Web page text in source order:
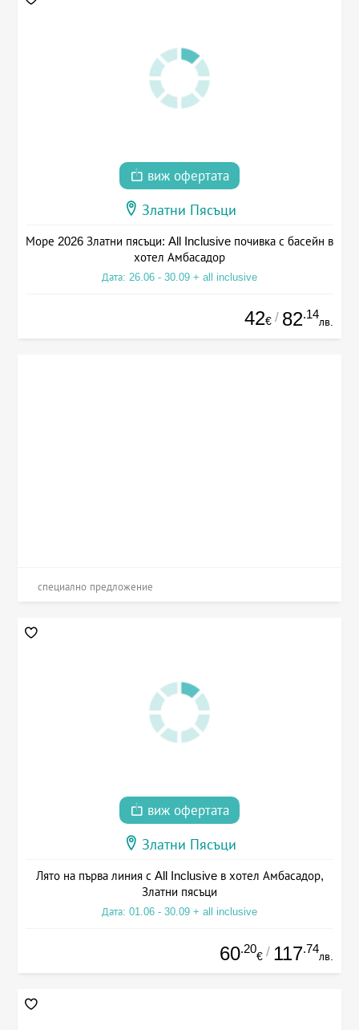
виж офертата
Златни Пясъци
Море 2026 Златни пясъци: All Inclusive почивка с басейн в
хотел Амбасадор
Дата: 26.06 - 30.09 + all inclusive
42€ / 82.14
лв.
специално предложение
виж офертата
Златни Пясъци
Лято на първа линия с All Inclusive в хотел Амбасадор,
Златни пясъци
Дата: 01.06 - 30.09 + all inclusive
60.20
€ / 117.74
лв.